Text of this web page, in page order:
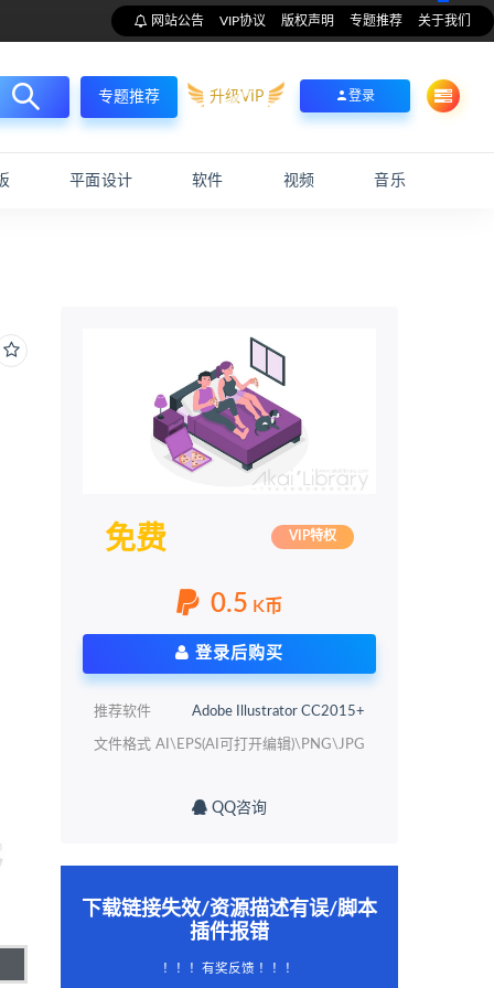
网站公告 VIP协议 版权声明 专题推荐 关于我们
专题推荐 升级VIP 登录
平面设计 软件 视频 音乐
免费 VIP特权
0.5 K币
登录后购买
推荐软件 Adobe Illustrator CC2015+
文件格式 AI\EPS(AI可打开编辑)\PNG\JPG
QQ咨询
下载链接失效/资源描述有误/脚本
插件报错
！！！有奖反馈 ！！！